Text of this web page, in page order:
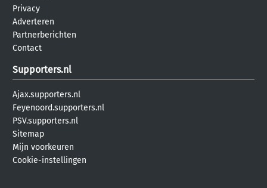
Privacy
Adverteren
Partnerberichten
Contact
Supporters.nl
Ajax.supporters.nl
Feyenoord.supporters.nl
PSV.supporters.nl
Sitemap
Mijn voorkeuren
Cookie-instellingen